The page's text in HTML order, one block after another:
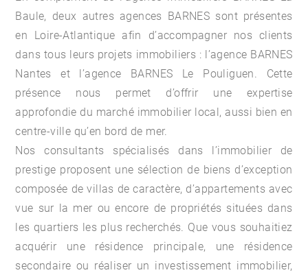
Baule, deux autres agences BARNES sont présentes
en Loire-Atlantique afin d’accompagner nos clients
dans tous leurs projets immobiliers : l’agence BARNES
Nantes et l’agence BARNES Le Pouliguen. Cette
présence nous permet d’offrir une expertise
approfondie du marché immobilier local, aussi bien en
centre-ville qu’en bord de mer.
Nos consultants spécialisés dans l’immobilier de
prestige proposent une sélection de biens d’exception
composée de villas de caractère, d’appartements avec
vue sur la mer ou encore de propriétés situées dans
les quartiers les plus recherchés. Que vous souhaitiez
acquérir une résidence principale, une résidence
secondaire ou réaliser un investissement immobilier,